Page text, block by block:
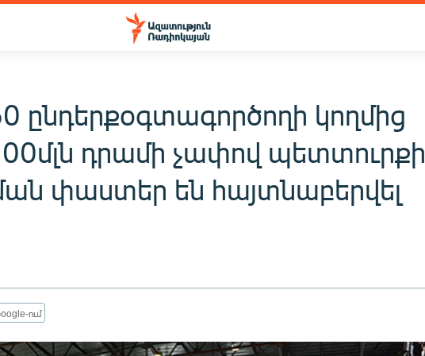
ընդերքօգտագործողի կողմից
դրամի չափով պետտուրքի
փաստեր են հայտնաբերվել
ում